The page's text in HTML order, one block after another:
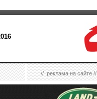
//реклама на сайте